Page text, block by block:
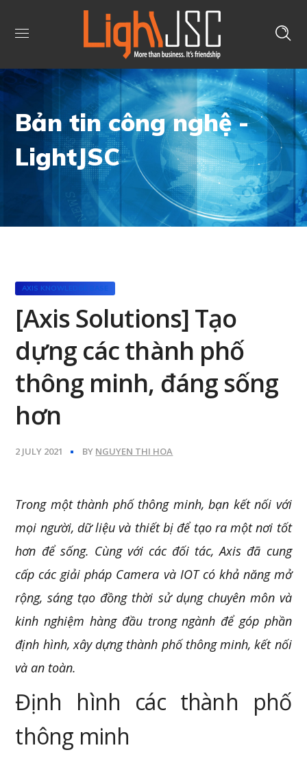
Bản tin công nghệ -
LightJSC
AXIS KNOWLEDGE BASE
[Axis Solutions] Tạo
dựng các thành phố
thông minh, đáng sống
hơn
2 JULY 2021 BY NGUYEN THI HOA
Trong một thành phố thông minh, bạn kết nối với
mọi người, dữ liệu và thiết bị để tạo ra một nơi tốt
hơn để sống. Cùng với các đối tác, Axis đã cung
cấp các giải pháp Camera và IOT có khả năng mở
rộng, sáng tạo đồng thời sử dụng chuyên môn và
kinh nghiệm hàng đầu trong ngành để góp phần
định hình, xây dựng thành phố thông minh, kết nối
và an toàn.
Định hình các thành phố
thông minh